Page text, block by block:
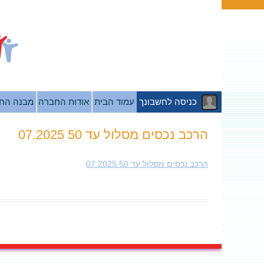
כניסה לחשבונך עמוד הבית אודות החברה מבנה
הרכב נכסים מסלול עד 50 07.2025
הרכב נכסים מסלול עד 50 07.2025